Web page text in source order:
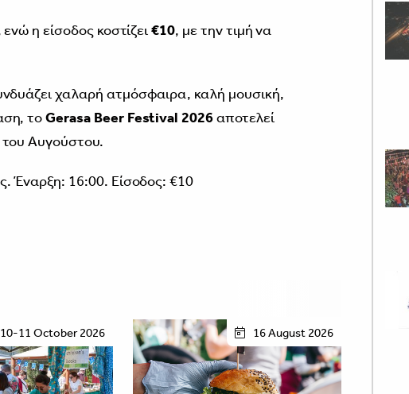
ενώ η είσοδος κοστίζει€10, με την τιμή να
χαλαρή ατμόσφαιρα, καλή μουσική,
τοGerasa Beer Festival 2026αποτελεί
του Αυγούστου.
Έναρξη: 16:00.️ Είσοδος: €10
10-11 October 2026 16 August 2026